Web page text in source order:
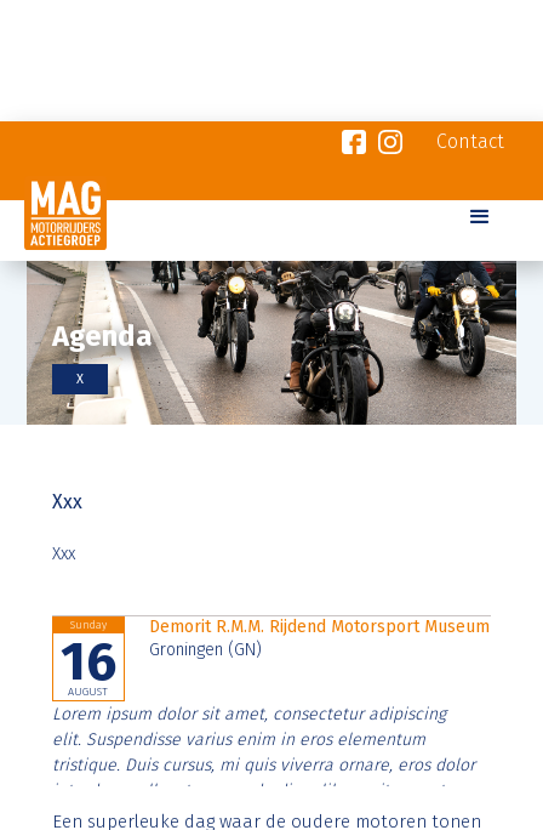
Contact
Agenda
X
Xxx
Xxx
Sunday
16
AUGUST
Demorit R.M.M. Rijdend Motorsport Museum
Groningen (GN)
Lorem ipsum dolor sit amet, consectetur adipiscing
elit. Suspendisse varius enim in eros elementum
tristique. Duis cursus, mi quis viverra ornare, eros dolor
interdum nulla, ut commodo diam libero vitae erat.
Aenean faucibus nibh et justo cursus id rutrum lorem
Een superleuke dag waar de oudere motoren tonen